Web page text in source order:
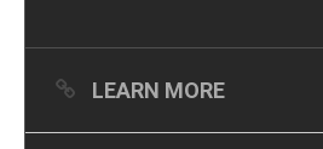
LEARN MORE